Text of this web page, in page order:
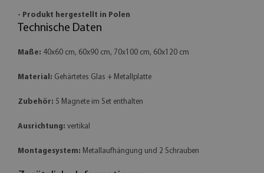
- Produkt hergestellt in Polen
Technische Daten
Maße: 40x60 cm, 60x90 cm, 70x100 cm, 60x120 cm
Material: Gehärtetes Glas + Metallplatte
Zubehör: 5 Magnete im Set enthalten
Ausrichtung: vertikal
Montagesystem: Metallaufhängung und 2 Schrauben